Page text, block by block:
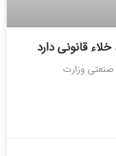
قانونی دارد
صنعتی وزارت